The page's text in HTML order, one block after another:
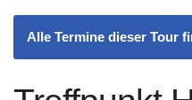
Alle Termine dieser Tour